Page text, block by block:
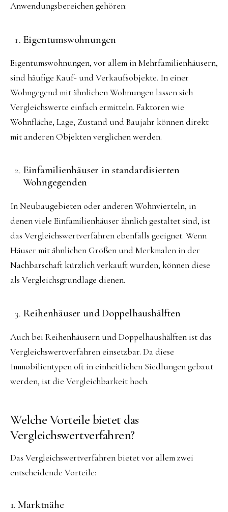
Anwendungsbereichen gehören:
Eigentumswohnungen
Eigentumswohnungen, vor allem in Mehrfamilienhäusern,
sind häufige Kauf- und Verkaufsobjekte. In einer
Wohngegend mit ähnlichen Wohnungen lassen sich
Vergleichswerte einfach ermitteln. Faktoren wie
Wohnfläche, Lage, Zustand und Baujahr können direkt
mit anderen Objekten verglichen werden.
Einfamilienhäuser in standardisierten
Wohngegenden
In Neubaugebieten oder anderen Wohnvierteln, in
denen viele Einfamilienhäuser ähnlich gestaltet sind, ist
das Vergleichswertverfahren ebenfalls geeignet. Wenn
Häuser mit ähnlichen Größen und Merkmalen in der
Nachbarschaft kürzlich verkauft wurden, können diese
als Vergleichsgrundlage dienen.
Reihenhäuser und Doppelhaushälften
Auch bei Reihenhäusern und Doppelhaushälften ist das
Vergleichswertverfahren einsetzbar. Da diese
Immobilientypen oft in einheitlichen Siedlungen gebaut
werden, ist die Vergleichbarkeit hoch.
Welche Vorteile bietet das
Vergleichswertverfahren?
Das Vergleichswertverfahren bietet vor allem zwei
entscheidende Vorteile:
1. Marktnähe